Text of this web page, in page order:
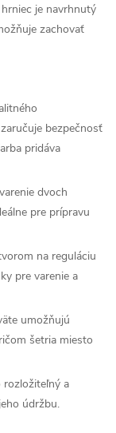
je navrhnutý
zachovať
bezpečnosť
pridáva
dvoch
pre prípravu
na reguláciu
pre varenie a
umožňujú
šetria miesto
rozložiteľný a
údržbu.